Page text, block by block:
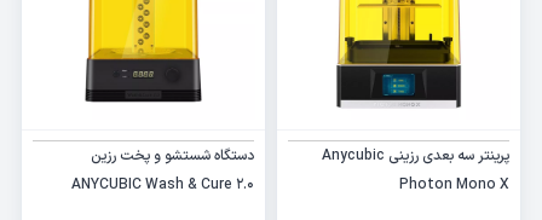
پرینتر سه بعدی رزینی Anycubic
Photon Mono X
دستگاه شستشو و پخت رزین
ANYCUBIC Wash & Cure 2.0